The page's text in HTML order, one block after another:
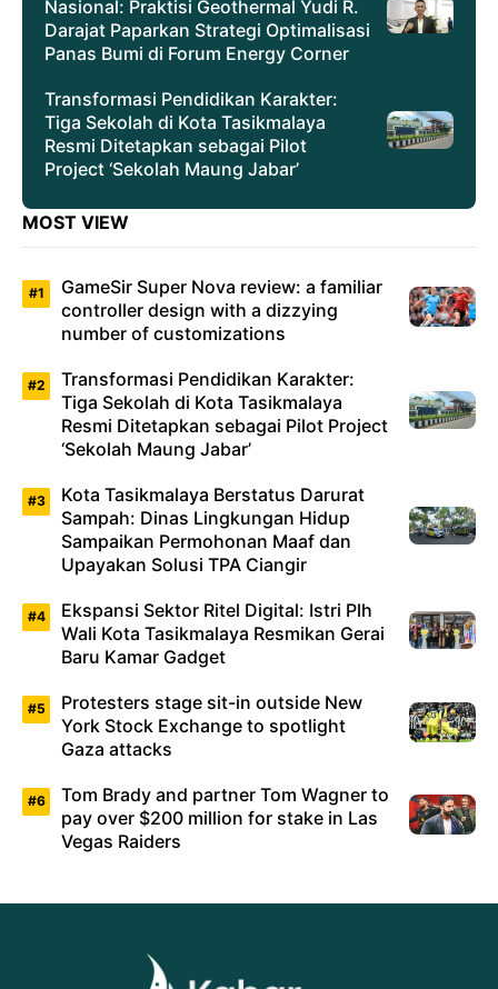
Nasional: Praktisi Geothermal Yudi R.
Darajat Paparkan Strategi Optimalisasi
Panas Bumi di Forum Energy Corner
Transformasi Pendidikan Karakter:
Tiga Sekolah di Kota Tasikmalaya
Resmi Ditetapkan sebagai Pilot
Project ‘Sekolah Maung Jabar’
MOST VIEW
GameSir Super Nova review: a familiar
controller design with a dizzying
number of customizations
Transformasi Pendidikan Karakter:
Tiga Sekolah di Kota Tasikmalaya
Resmi Ditetapkan sebagai Pilot Project
‘Sekolah Maung Jabar’
Kota Tasikmalaya Berstatus Darurat
Sampah: Dinas Lingkungan Hidup
Sampaikan Permohonan Maaf dan
Upayakan Solusi TPA Ciangir
Ekspansi Sektor Ritel Digital: Istri Plh
Wali Kota Tasikmalaya Resmikan Gerai
Baru Kamar Gadget
Protesters stage sit-in outside New
York Stock Exchange to spotlight
Gaza attacks
Tom Brady and partner Tom Wagner to
pay over $200 million for stake in Las
Vegas Raiders